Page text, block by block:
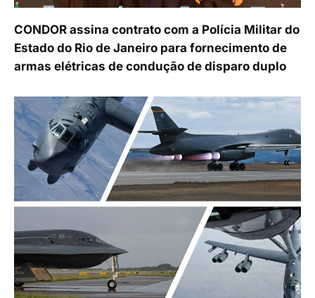
CONDOR assina contrato com a Polícia Militar do
Estado do Rio de Janeiro para fornecimento de
armas elétricas de condução de disparo duplo